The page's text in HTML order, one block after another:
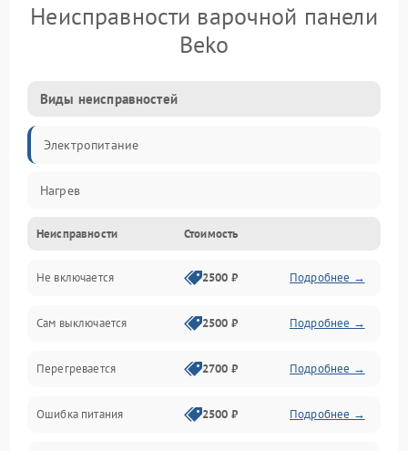
Неисправности варочной панели
Beko
Виды неисправностей
Электропитание
Нагрев
Неисправности Стоимость
Не включается 2500 ₽ Подробнее →
Сам выключается 2500 ₽ Подробнее →
Перегревается 2700 ₽ Подробнее →
Ошибка питания 2500 ₽ Подробнее →